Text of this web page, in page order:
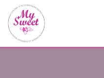
Se rendre au contenu